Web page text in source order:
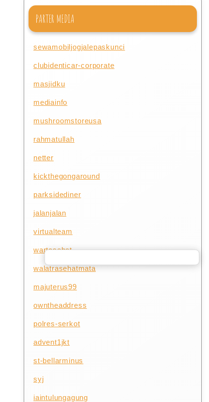
PARTER MEDIA
sewamobiljogjalepaskunci
clubidenticar-corporate
masjidku
mediainfo
mushroomstoreusa
rahmatullah
netter
kickthegongaround
parksidediner
jalanjalan
virtualteam
wartasehat
walatrasehatmata
majuterus99
owntheaddress
polres-serkot
advent1jkt
st-bellarminus
syj
iaintulungagung